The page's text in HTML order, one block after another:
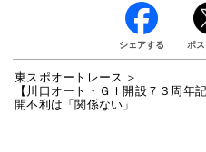
シェアする ポ
東スポオートレース
【川口オート・ＧＩ開設７３周
開不利は「関係ない」